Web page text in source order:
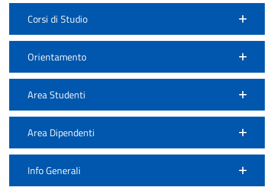
Corsi di Studio
Orientamento
Area Studenti
Area Dipendenti
Info Generali